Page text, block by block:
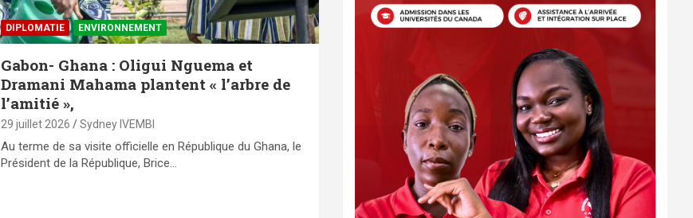
DIPLOMATIE ENVIRONNEMENT
Gabon- Ghana : Oligui Nguema et
Dramani Mahama plantent « l’arbre de
l’amitié »,
29 juillet 2026 Sydney IVEMBI
Au terme de sa visite officielle en République du Ghana, le
Président de la République, Brice…